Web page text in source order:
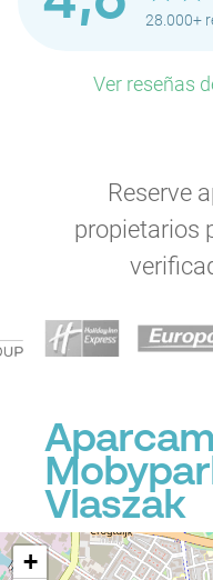
28.000+
Ver reseñas
Reserve
propietarios
Vlaszak
+